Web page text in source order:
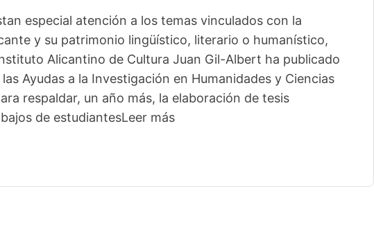
especial atención a los temas vinculados con la
y su patrimonio lingüístico, literario o humanístico,
Alicantino de Cultura Juan Gil-Albert ha publicado
Ayudas a la Investigación en Humanidades y Ciencias
respaldar, un año más, la elaboración de tesis
de estudiantesLeer más